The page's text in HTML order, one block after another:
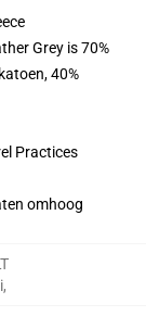
Grey is 70%
40%
Practices
omhoog
,